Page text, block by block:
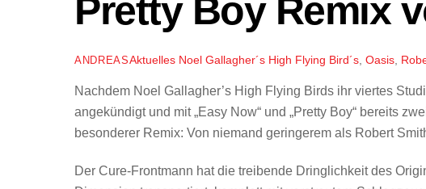
Pretty Boy Remix
ANDREASAktuelles Noel Gallagher´s High Flying Bird´s, Oasis,
Nachdem Noel Gallagher’s High Flying Birds ihr viertes
angekündigt und mit „Easy Now“ und „Pretty Boy“ bereits
besonderer Remix: Von niemand geringerem als Robert
Der Cure-Frontmann hat die treibende Dringlichkeit des